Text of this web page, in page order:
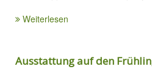
Weiterlesen
Ausstattung auf den